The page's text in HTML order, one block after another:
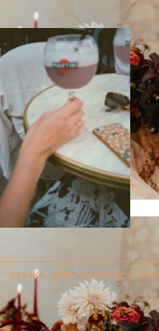
ULRIKE. PHOTOGRAPHE À VAN